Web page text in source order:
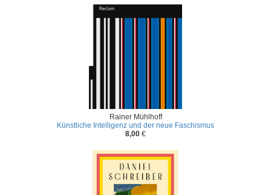
Rainer Mühlhoff
Künstliche Intelligenz und der neue Faschismus
8,00 €